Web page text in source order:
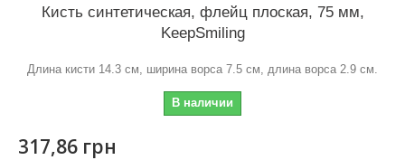
Кисть синтетическая, флейц плоская, 75 мм,
KeepSmiling
Длина кисти 14.3 см, ширина ворса 7.5 см, длина ворса 2.9 см.
В наличии
317,86 грн